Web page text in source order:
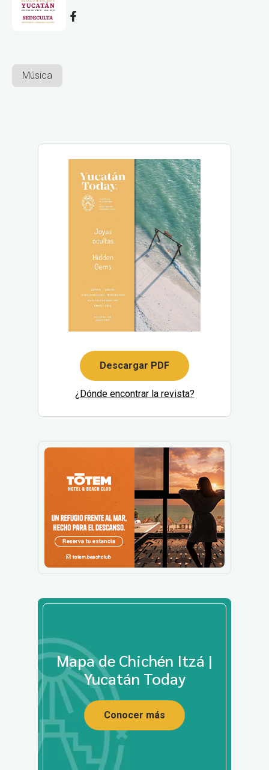
Música
Descargar PDF
¿Dónde encontrar la revista?
Mapa de Chichén Itzá |
Yucatán Today
Conocer más